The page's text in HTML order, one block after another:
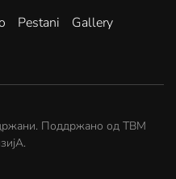
Pestani
Gallery
Поддржано од ТВМ
.